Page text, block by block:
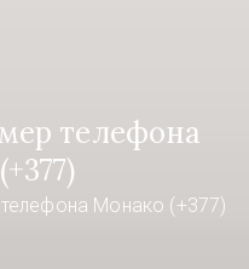
телефона
Монако (+377)